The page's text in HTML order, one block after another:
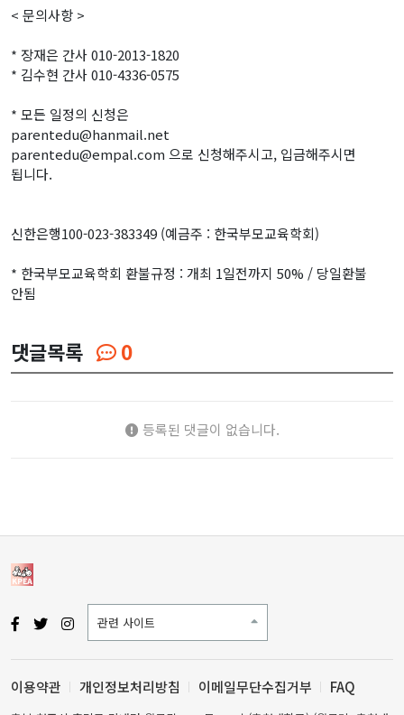
< 문의사항 >
* 장재은 간사 010-2013-1820
* 김수현 간사 010-4336-0575
* 모든 일정의 신청은
parentedu@hanmail.net
parentedu@empal.com 으로 신청해주시고, 입금해주시면
됩니다.
신한은행100-023-383349 (예금주 : 한국부모교육학회)
* 한국부모교육학회 환불규정 : 개최 1일전까지 50% / 당일환불
안됨
댓글목록 0
등록된 댓글이 없습니다.
관련 사이트
이용약관 개인정보처리방침 이메일무단수집거부 FAQ